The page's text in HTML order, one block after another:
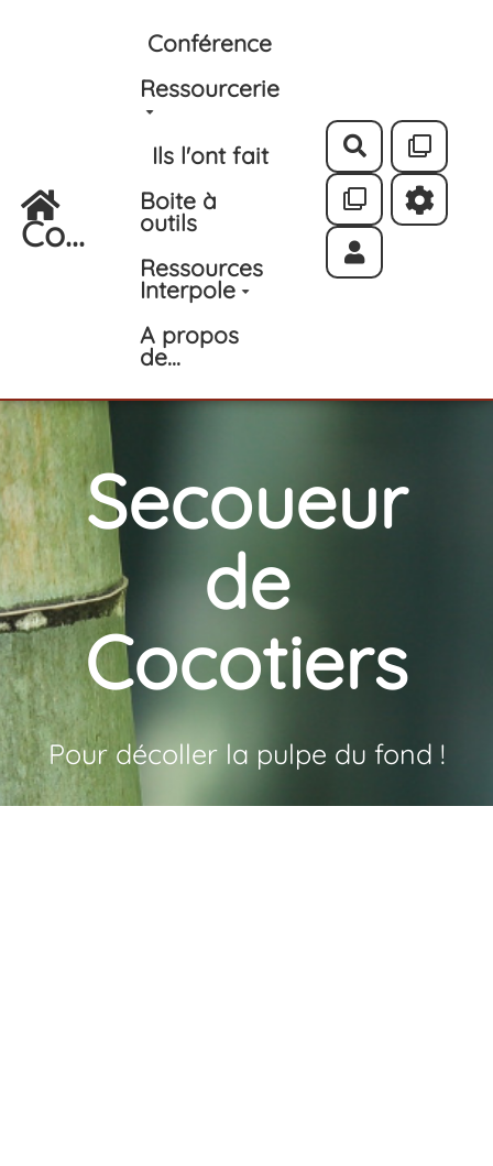
Aller au contenu principal
Co...
Conférence
Ressourcerie
Ils l'ont fait
Boite à
outils
Ressources
Interpole
A propos
de...
Rechercher
Secoueur
de
Cocotiers
Pour décoller la pulpe du fond !